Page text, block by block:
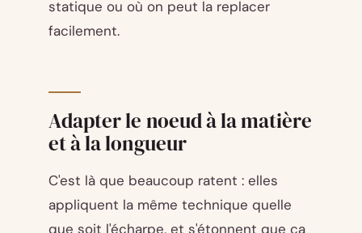
statique ou où on peut la replacer
facilement.
Adapter le noeud à la matière
et à la longueur
C'est là que beaucoup ratent : elles
appliquent la même technique quelle
que soit l'écharpe, et s'étonnent que ça